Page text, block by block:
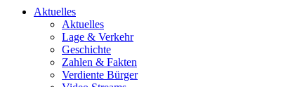
Aktuelles
Aktuelles
Lage & Verkehr
Geschichte
Zahlen & Fakten
Verdiente Bürger